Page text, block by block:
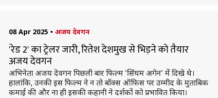
08 Apr 2025 • अजय देवगन
'रेड 2' का ट्रेलर जारी, रितेश देशमुख से भिड़ने को तैयार
अजय देवगन
अभिनेता अजय देवगन पिछली बार फिल्म 'सिंघम अगेन' में दिखे थे।
हालांकि, उनकी इस फिल्म ने न तो बॉक्स ऑफिस पर उम्मीद के मुताबिक
कमाई की और ना ही इसकी कहानी ने दर्शकों को प्रभावित किया।